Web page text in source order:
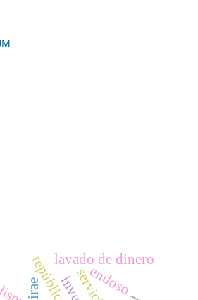
lavado de dinero
irae servicio
endoso